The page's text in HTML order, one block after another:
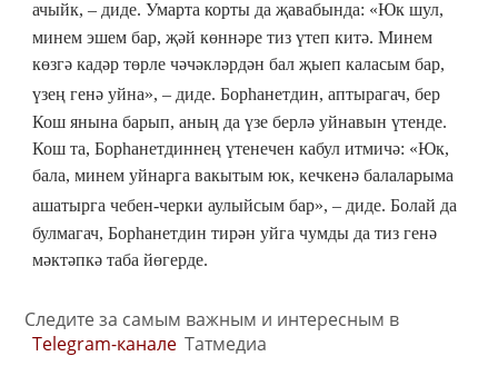
ачыйк, – диде. Умарта корты да җавабында: «Юк шул,
минем эшем бар, җәй көннәре тиз үтеп китә. Минем
көзгә кадәр төрле чәчәкләрдән бал җыеп каласым бар,
үзең генә уйна», – диде. Борһанетдин, аптырагач, бер
Кош янына барып, аның да үзе берлә уйнавын үтенде.
Кош та, Борһанетдиннең үтенечен кабул итмичә: «Юк,
бала, минем уйнарга вакытым юк, кечкенә балаларыма
ашатырга чебен-черки аулыйсым бар», – диде. Болай да
булмагач, Борһанетдин тирән уйга чумды да тиз генә
мәктәпкә таба йөгерде.
Следите за самым важным и интересным в
Telegram-канале Татмедиа